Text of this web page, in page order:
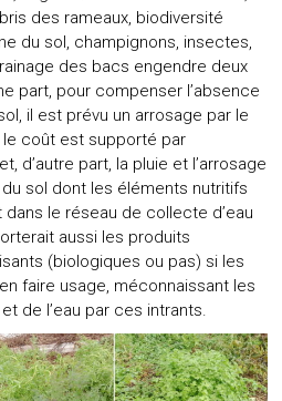
des rameaux, biodiversité
du sol, champignons, insectes,
des bacs engendre deux
part, pour compenser l’absence
il est prévu un arrosage par le
le coût est supporté par
d’autre part, la pluie et l’arrosage
sol dont les éléments nutritifs
le réseau de collecte d’eau
aussi les produits
(biologiques ou pas) si les
faire usage, méconnaissant les
de l’eau par ces intrants.